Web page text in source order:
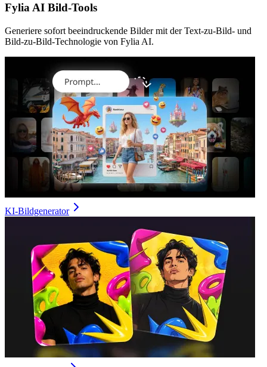
Fylia AI Bild-Tools
Generiere sofort beeindruckende Bilder mit der Text-zu-Bild- und
Bild-zu-Bild-Technologie von Fylia AI.
KI-Bildgenerator